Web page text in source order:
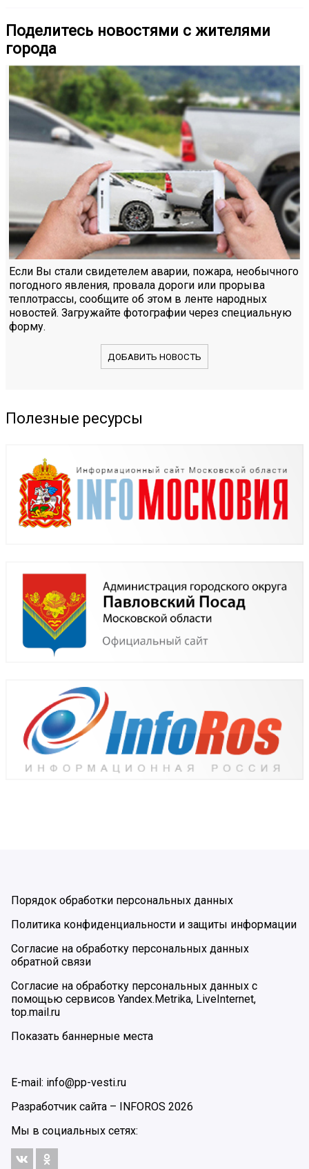
Поделитесь новостями с жителями
города
Если Вы стали свидетелем аварии, пожара, необычного
погодного явления, провала дороги или прорыва
теплотрассы, сообщите об этом в ленте народных
новостей. Загружайте фотографии через специальную
форму.
ДОБАВИТЬ НОВОСТЬ
Полезные ресурсы
Порядок обработки персональных данных
Политика конфиденциальности и защиты информации
Согласие на обработку персональных данных
обратной связи
Согласие на обработку персональных данных с
помощью сервисов Yandex.Metrika, LiveInternet,
top.mail.ru
Показать баннерные места
E-mail: info@pp-vesti.ru
Разработчик сайта –
INFOROS 2026
Мы в социальных сетях: